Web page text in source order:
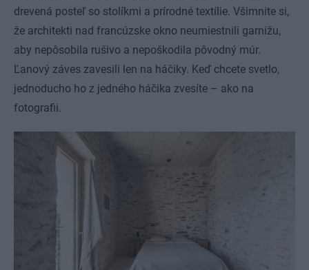
drevená posteľ so stolíkmi a prírodné textílie. Všimnite si,
že architekti nad francúzske okno neumiestnili garnižu,
aby nepôsobila rušivo a nepoškodila pôvodný múr.
Ľanový záves zavesili len na háčiky. Keď chcete svetlo,
jednoducho ho z jedného háčika zvesíte – ako na
fotografii.